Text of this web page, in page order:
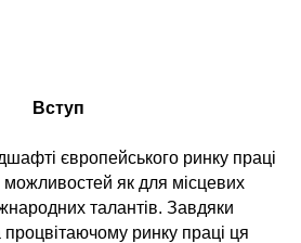
Вступ
європейського ринку праці
як для місцевих
талантів. Завдяки
процвітаючому ринку праці ця